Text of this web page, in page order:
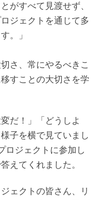
がすべて見渡せず、
ジェクトを通じて多
。」
さ、常にやるべきこ
すことの大切さを学
だ！」「どうしよ
子を横で見ていまし
ロジェクトに参加し
えてくれました。
ェクトの皆さん、リ